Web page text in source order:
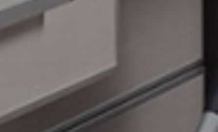
Сделано в